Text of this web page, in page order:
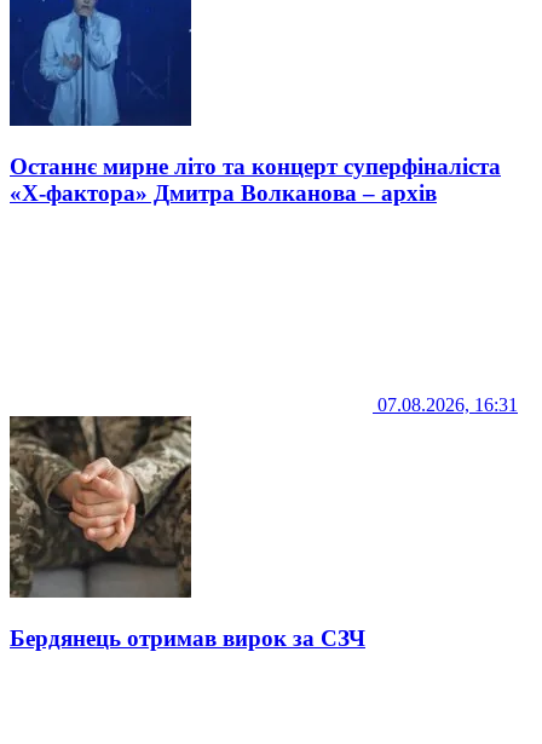
Останнє мирне літо та концерт суперфіналіста
«Х-фактора» Дмитра Волканова – архів
07.08.2026, 16:31
Бердянець отримав вирок за СЗЧ